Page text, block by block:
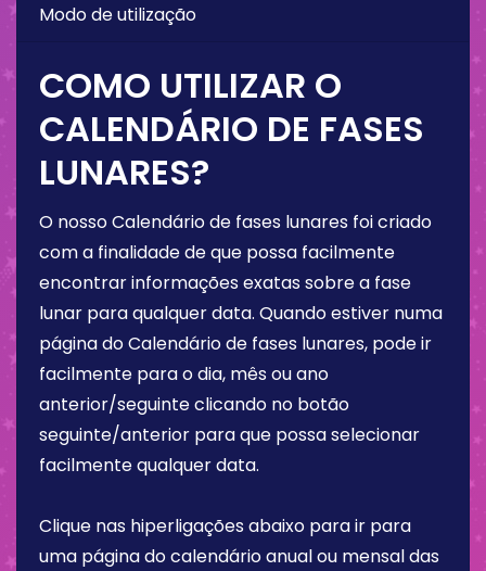
Modo de utilização
COMO UTILIZAR O
CALENDÁRIO DE FASES
LUNARES?
O nosso Calendário de fases lunares foi criado
com a finalidade de que possa facilmente
encontrar informações exatas sobre a fase
lunar para qualquer data. Quando estiver numa
página do Calendário de fases lunares, pode ir
facilmente para o dia, mês ou ano
anterior/seguinte clicando no botão
seguinte/anterior para que possa selecionar
facilmente qualquer data.
Clique nas hiperligações abaixo para ir para
uma página do calendário anual ou mensal das